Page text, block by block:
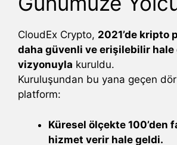
CloudEx Crypto, 2021’de kripto
daha güvenli ve erişilebilir
vizyonuyla kuruldu.
Kuruluşundan bu yana geçen
platform:
Küresel ölçekte 100’den
hizmet verir hale geldi.